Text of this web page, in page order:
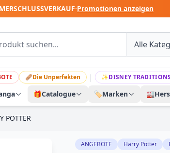
·Promotionen anzeigen
🩹Die Unperfekten | ✨DISNEY TRADITIONS
🎁Catalogue 🏷️Marken 🏭
POTTER
ANGEBOTE Harry Potter